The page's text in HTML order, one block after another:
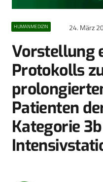
HUMANMEDIZIN 24. März
Vorstellung
Protokolls
Patienten
Kategorie